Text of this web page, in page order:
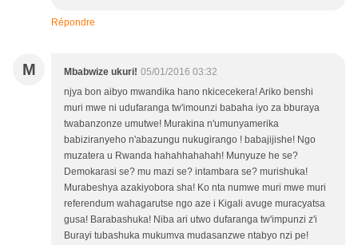
Répondre
M Mbabwize ukuri! 05/01/2016 03:32
njya bon aibyo mwandika hano nkicecekera! Ariko benshi
muri mwe ni udufaranga tw'imounzi babaha iyo za bburaya
twabanzonze umutwe! Murakina n'umunyamerika
babiziranyeho n'abazungu nukugirango ! babajijishe! Ngo
muzatera u Rwanda hahahhahahah! Munyuze he se?
Demokarasi se? mu mazi se? intambara se? murishuka!
Murabeshya azakiyobora sha! Ko nta numwe muri mwe muri
referendum wahagarutse ngo aze i Kigali avuge muracyatsa
gusa! Barabashuka! Niba ari utwo dufaranga tw'impunzi z'i
Burayi tubashuka mukumva mudasanzwe ntabyo nzi pe!